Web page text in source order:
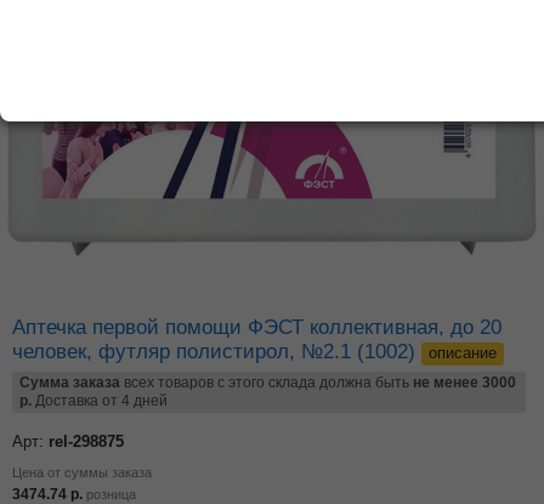
Аптечка первой помощи ФЭСТ коллективная, до 20
человек, футляр полистирол, №2.1 (1002)
описание
Сумма заказа всех товаров с этого склада должна быть не менее 3000
р. Доставка от 4 дней
Арт: rel-298875
Цена от суммы заказа
3474.74 р. розница